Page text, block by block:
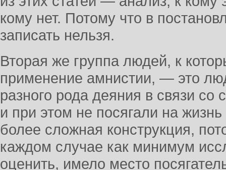
кому нет. Потому что в
записать нельзя.
Вторая же группа людей, к
применение амнистии, — это
разного рода деяния в связи со
и при этом не посягали на
более сложная конструкция,
каждом случае как минимум
оценить, имело место